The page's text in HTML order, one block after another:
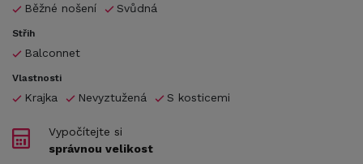
Běžné nošení Svůdná
Střih
Balconnet
Vlastnosti
Krajka Nevyztužená S kosticemi
Vypočítejte si
správnou velikost